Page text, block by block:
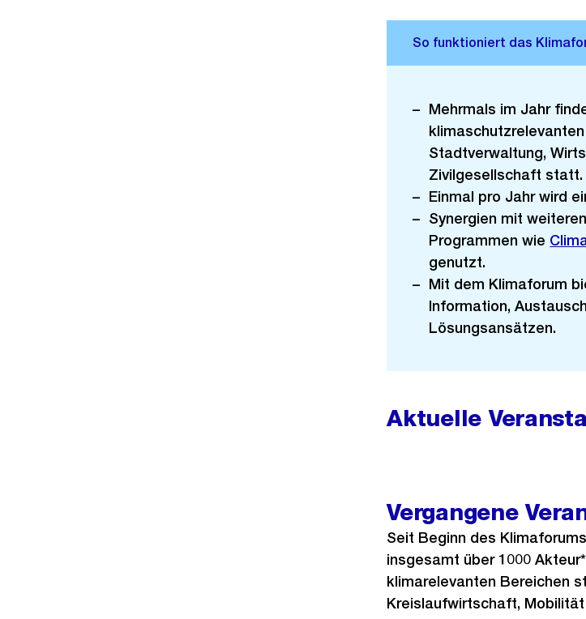
Mehrmals im Jahr
Stadtverwaltung,
Zivilgesellschaft statt.
Einmal pro Jahr wird
Synergien mit
Programmen wie
genutzt.
Mit dem Klimaforum
Information,
Lösungsansätzen.
Aktuelle
Vergangene
Seit Beginn des
insgesamt über 1000
klimarelevanten Bereichen
Kreislaufwirtschaft,